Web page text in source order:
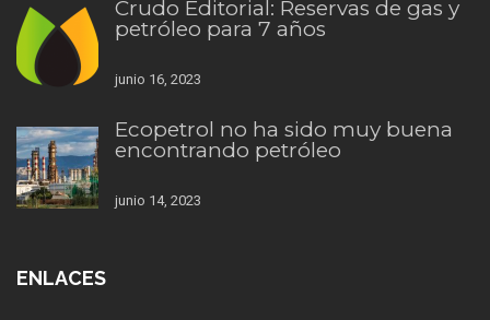
Crudo Editorial: Reservas de gas y
petróleo para 7 años
junio 16, 2023
Ecopetrol no ha sido muy buena
encontrando petróleo
junio 14, 2023
ENLACES